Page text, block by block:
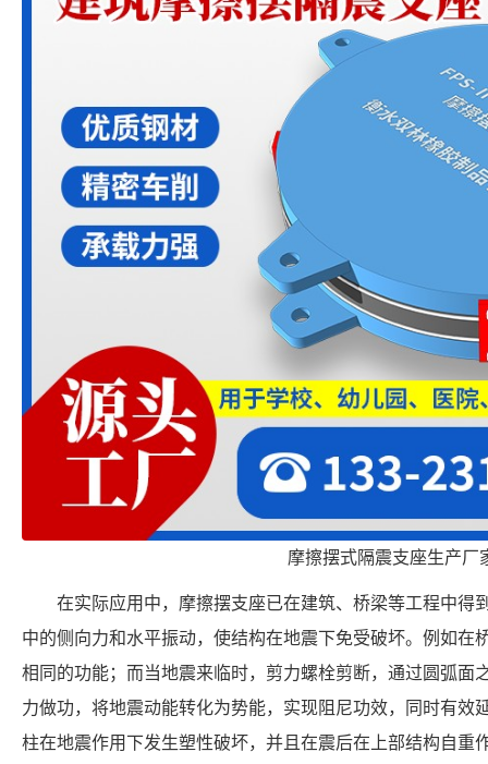
摩擦摆式隔震支座生产厂
在实际应用中，摩擦摆支座已在建筑、桥梁等工程中得
中的侧向力和水平振动，使结构在地震下免受破坏。例如在
相同的功能；而当地震来临时，剪力螺栓剪断，通过圆弧面
力做功，将地震动能转化为势能，实现阻尼功效，同时有效
柱在地震作用下发生塑性破坏，并且在震后在上部结构自重